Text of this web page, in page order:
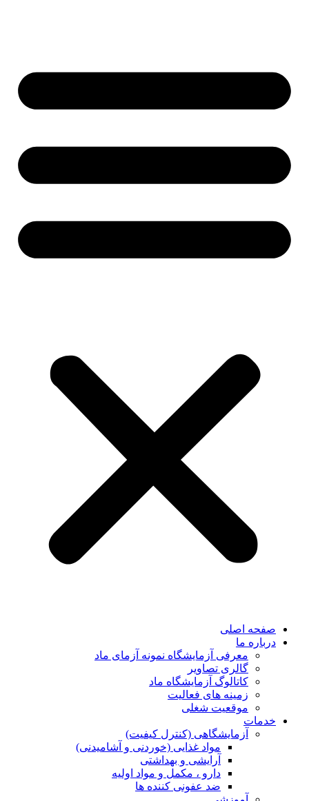
صفحه اصلی
درباره ما
معرفی آزمایشگاه نمونه آزمای ماد
گالری تصاویر
کاتالوگ آزمایشگاه ماد
زمینه های فعالیت
موقعیت شغلی
خدمات
آزمایشگاهی (کنترل کیفیت)
مواد غذایی (خوردنی و آشامیدنی)
آرایشی و بهداشتی
دارو ، مکمل و مواد اولیه
ضد عفونی کننده ها